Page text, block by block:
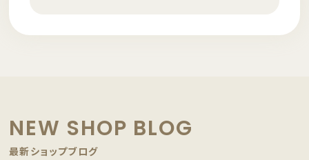
NEW SHOP BLOG
最新ショップブログ